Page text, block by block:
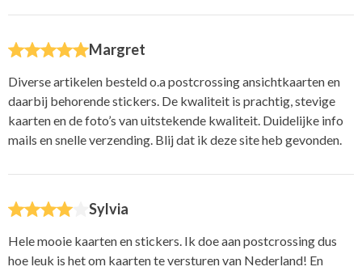
Margret
Diverse artikelen besteld o.a postcrossing ansichtkaarten en
daarbij behorende stickers. De kwaliteit is prachtig, stevige
kaarten en de foto’s van uitstekende kwaliteit. Duidelijke info
mails en snelle verzending. Blij dat ik deze site heb gevonden.
Sylvia
Hele mooie kaarten en stickers. Ik doe aan postcrossing dus
hoe leuk is het om kaarten te versturen van Nederland! En